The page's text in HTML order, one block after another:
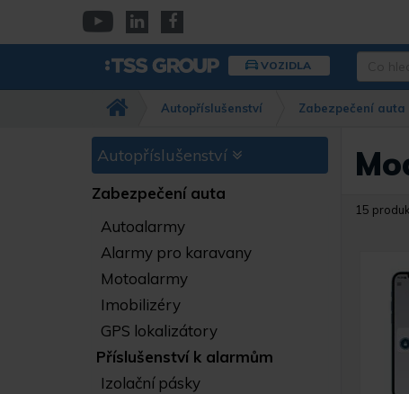
YouTubeLinkedinFacebook
VOZIDLA
Co
Např.
kamera
HFW…
Autopříslušenství Zabezpečení auta
Autopříslušenství
Zabezpečení auta
Autoalarmy
Alarmy pro karavany
Motoalarmy
Imobilizéry
GPS lokalizátory
Příslušenství k alarmům
Izolační pásky
15